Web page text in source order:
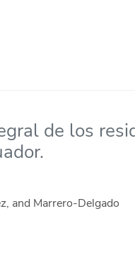
de los
and Marrero-Delgado